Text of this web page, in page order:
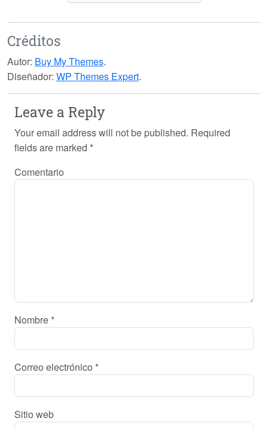
Créditos
Autor: Buy My Themes.
Diseñador: WP Themes Expert.
Leave a Reply
Your email address will not be published. Required
fields are marked *
Comentario
Nombre *
Correo electrónico *
Sitio web